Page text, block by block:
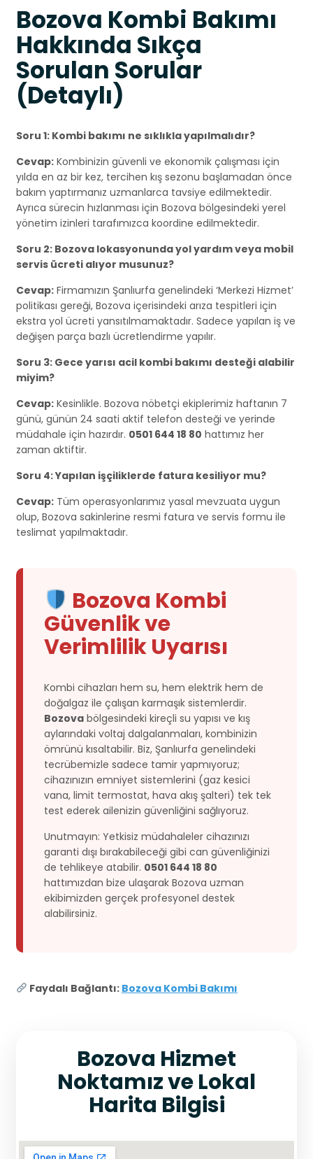
Bozova Kombi Bakımı
Hakkında Sıkça
Sorulan Sorular
(Detaylı)
Soru 1: Kombi bakımı ne sıklıkla yapılmalıdır?
Cevap: Kombinizin güvenli ve ekonomik çalışması için
yılda en az bir kez, tercihen kış sezonu başlamadan önce
bakım yaptırmanız uzmanlarca tavsiye edilmektedir.
Ayrıca sürecin hızlanması için Bozova bölgesindeki yerel
yönetim izinleri tarafımızca koordine edilmektedir.
Soru 2: Bozova lokasyonunda yol yardım veya mobil
servis ücreti alıyor musunuz?
Cevap: Firmamızın Şanlıurfa genelindeki ‘Merkezi Hizmet’
politikası gereği, Bozova içerisindeki arıza tespitleri için
ekstra yol ücreti yansıtılmamaktadır. Sadece yapılan iş ve
değişen parça bazlı ücretlendirme yapılır.
Soru 3: Gece yarısı acil kombi bakımı desteği alabilir
miyim?
Cevap: Kesinlikle. Bozova nöbetçi ekiplerimiz haftanın 7
günü, günün 24 saati aktif telefon desteği ve yerinde
müdahale için hazırdır. 0501 644 18 80 hattımız her
zaman aktiftir.
Soru 4: Yapılan işçiliklerde fatura kesiliyor mu?
Cevap: Tüm operasyonlarımız yasal mevzuata uygun
olup, Bozova sakinlerine resmi fatura ve servis formu ile
teslimat yapılmaktadır.
Bozova Kombi
Güvenlik ve
Verimlilik Uyarısı
Kombi cihazları hem su, hem elektrik hem de
doğalgaz ile çalışan karmaşık sistemlerdir.
Bozova bölgesindeki kireçli su yapısı ve kış
aylarındaki voltaj dalgalanmaları, kombinizin
ömrünü kısaltabilir. Biz, Şanlıurfa genelindeki
tecrübemizle sadece tamir yapmıyoruz;
cihazınızın emniyet sistemlerini (gaz kesici
vana, limit termostat, hava akış şalteri) tek tek
test ederek ailenizin güvenliğini sağlıyoruz.
Unutmayın: Yetkisiz müdahaleler cihazınızı
garanti dışı bırakabileceği gibi can güvenliğinizi
de tehlikeye atabilir. 0501 644 18 80
hattımızdan bize ulaşarak Bozova uzman
ekibimizden gerçek profesyonel destek
alabilirsiniz.
Faydalı Bağlantı: Bozova Kombi Bakımı
Bozova Hizmet
Noktamız ve Lokal
Harita Bilgisi